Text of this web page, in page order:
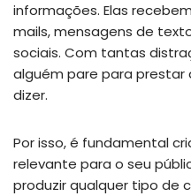
informações. Elas
mails, mensagens de
sociais. Com tantas
alguém pare para
dizer.
Por isso, é fundamental
relevante para o seu
produzir qualquer tipo de